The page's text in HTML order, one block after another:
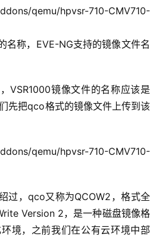
qemu/hpvsr-710-CMV710-
名称，EVE-NG支持的镜像文件名
VSR1000镜像文件的名称应该是
先把qco格式的镜像文件上传到该
qemu/hpvsr-710-CMV710-
过，qco又称为QCOW2，格式全
Version 2，是一种磁盘镜像格
境，之前我们在公有云环境中部